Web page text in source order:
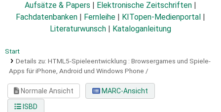
Aufsätze & Papers
Elektronische Zeitschriften
Fachdatenbanken
Fernleihe KITopen-Medienportal
Literaturwunsch
Kataloganleitung
Start
Details zu: HTML5-Spieleentwicklung : Browsergames und Spiele-
Apps für iPhone, Android und Windows Phone /
Normale Ansicht
MARC-Ansicht
ISBD